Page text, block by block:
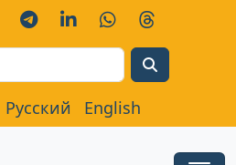
Русский English